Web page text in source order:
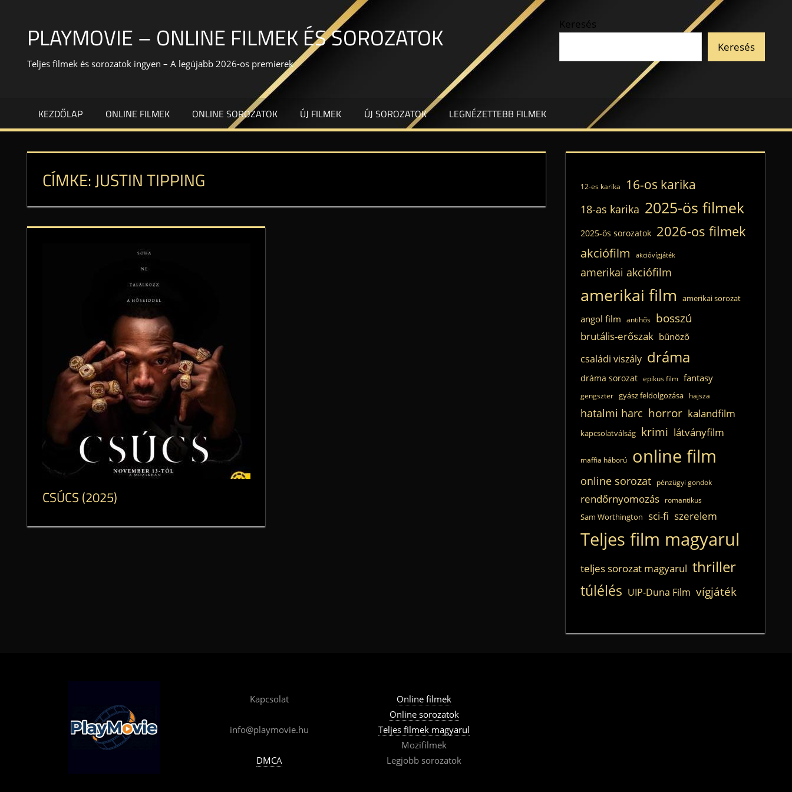
contentPLAYMOVIE – ONLINE FILMEK ÉS SOROZATOK
Teljes filmek és sorozatok ingyen – A legújabb 2026-os premierek
Keresés
Keresés
KEZDŐLAP ONLINE FILMEK ONLINE SOROZATOK ÚJ FILMEK ÚJ SOROZATOK LEGNÉZETTEBB FILMEK
CÍMKE:JUSTIN TIPPING
CSÚCS (2025)
12-es karika 16-os karika
18-as karika 2025-ös filmek
2025-ös sorozatok 2026-os filmek
akciófilm akcióvígjáték
amerikai akciófilm
amerikai film amerikai sorozat
angol film antihős bosszú
brutális-erőszak bűnöző
családi viszály dráma
dráma sorozat epikus film fantasy
gengszter gyász feldolgozása hajsza
hatalmi harc horror kalandfilm
kapcsolatválság krimi látványfilm
maffia háború online film
online sorozat pénzügyi gondok
rendőrnyomozás romantikus
Sam Worthington sci-fi szerelem
Teljes film magyarul
teljes sorozat magyarul thriller
túlélés UIP-Duna Film vígjáték
Kapcsolat
info@playmovie.hu
DMCA
Online filmek
Online sorozatok
Teljes filmek magyarul
Mozifilmek
Legjobb sorozatok